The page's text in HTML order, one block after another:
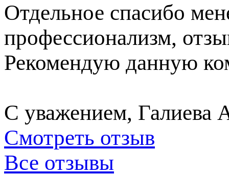
Отдельное спасибо
профессионализм,
Рекомендую данную
С уважением, Галиева
Смотреть отзыв
Все отзывы